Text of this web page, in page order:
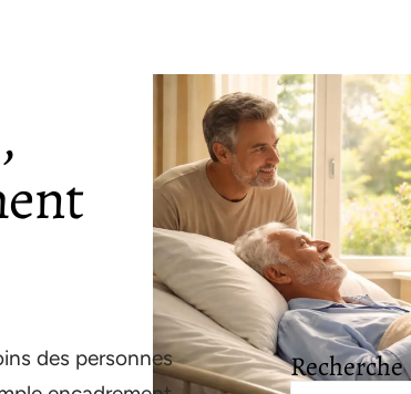
des personnes
Recherche